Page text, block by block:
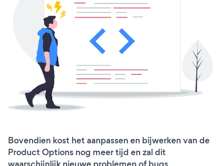
Bovendien kost het aanpassen en bijwerken van de
Product Options nog meer tijd en zal dit